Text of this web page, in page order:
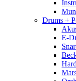
Drums +
E-